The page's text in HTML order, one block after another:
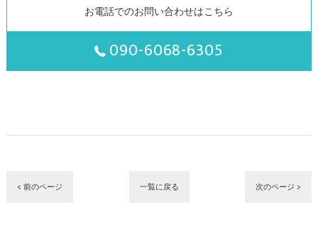
お電話でのお問い合わせはこちら
090-6068-6305
< 前のページ 一覧に戻る 次のページ >